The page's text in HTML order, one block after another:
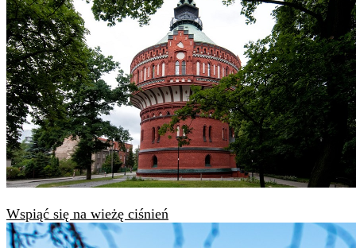
Wspiąć się na wieżę ciśnień